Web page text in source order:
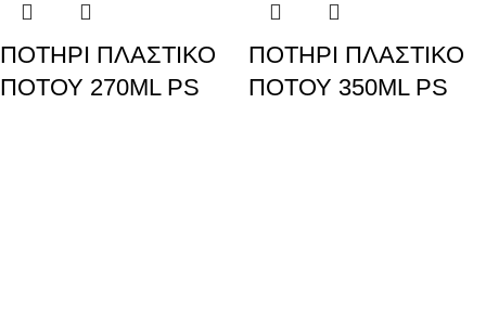
ΠΟΤΗΡΙ ΠΛΑΣΤΙΚΟ
ΠΟΤΟΥ 270ML PS
ΠΟΤΗΡΙ ΠΛΑΣΤΙΚΟ
ΠΟΤΟΥ 350ML PS